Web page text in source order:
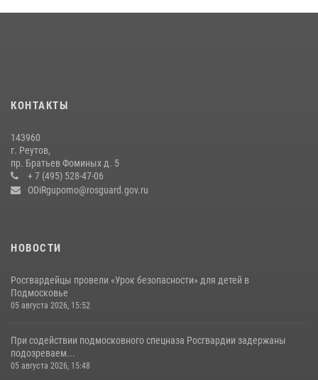
18 июля 2026, 07:03
сотрудников спецподразделений в преодолении полосы
препятствий со стрельбой
14 июля 2026, 15:13
КОНТАКТЫ
143960
г. Реутов,
пр. Братьев Фоминых д. 5
+ 7 (495) 528-47-06
ODiRgupomo@rosguard.gov.ru
НОВОСТИ
Росгвардейцы провели «Урок безопасности» для детей в
Подмосковье
05 августа 2026, 15:52
При содействии подмосковного спецназа Росгвардии задержаны
подозреваем...
05 августа 2026, 15:48